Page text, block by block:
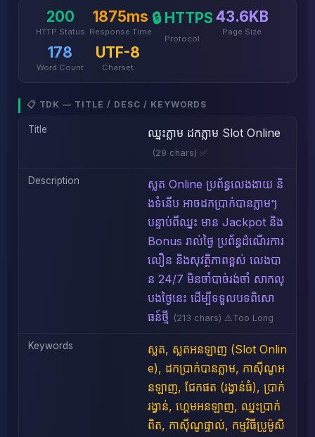
200
HTTP Status
1875ms
Response Time
🔒 HTTPS
Protocol
43.6KB
Page Size
178
Word Count
UTF-8
Charset
📋 TDK — TITLE / DESC / KEYWORDS
Title ឈ្នះភ្លាម ដកភ្លាម Slot Online
(29 chars) ✅
Description
ស្លត Online ប្រព័ន្ធលេងងាយ និ
ងទំនើប អាចដកប្រាក់បានភ្លាមៗ
បន្ទាប់ពីឈ្នះ មាន Jackpot និង
Bonus រាល់ថ្ងៃ ប្រព័ន្ធដំណើរការ
លឿន និងសុវត្ថិភាពខ្ពស់ លេងបា
ន 24/7 មិនចាំបាច់រង់ចាំ សាកល្
បងថ្ងៃនេះ ដើម្បីទទួលបទពិសោ
ធន៍ថ្មី (213 chars) ⚠️Too Long
Keywords
ស្លត, ស្លតអនឡាញ (Slot Onlin
e), ដកប្រាក់បានភ្លាម, កាស៊ីណូអ
នឡាញ, ជែកផត (រង្វាន់ធំ), ប្រាក់
រង្វាន់, ហ្គេមអនឡាញ, ឈ្នះប្រាក់
ពិត, កាស៊ីណូផ្ទាល់, កម្មវិធីប្រូម៉ូសិ